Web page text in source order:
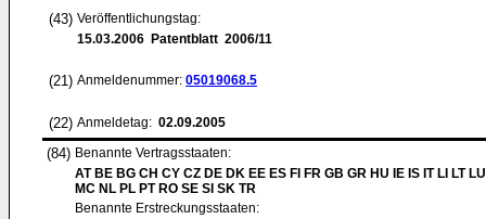
(43) Veröffentlichungstag:
15.03.2006 Patentblatt 2006/11
(21) Anmeldenummer: 05019068.5
(22) Anmeldetag: 02.09.2005
(84) Benannte Vertragsstaaten:
AT BE BG CH CY CZ DE DK EE ES FI FR GB GR HU IE IS IT LI LT
MC NL PL PT RO SE SI SK TR
Benannte Erstreckungsstaaten: